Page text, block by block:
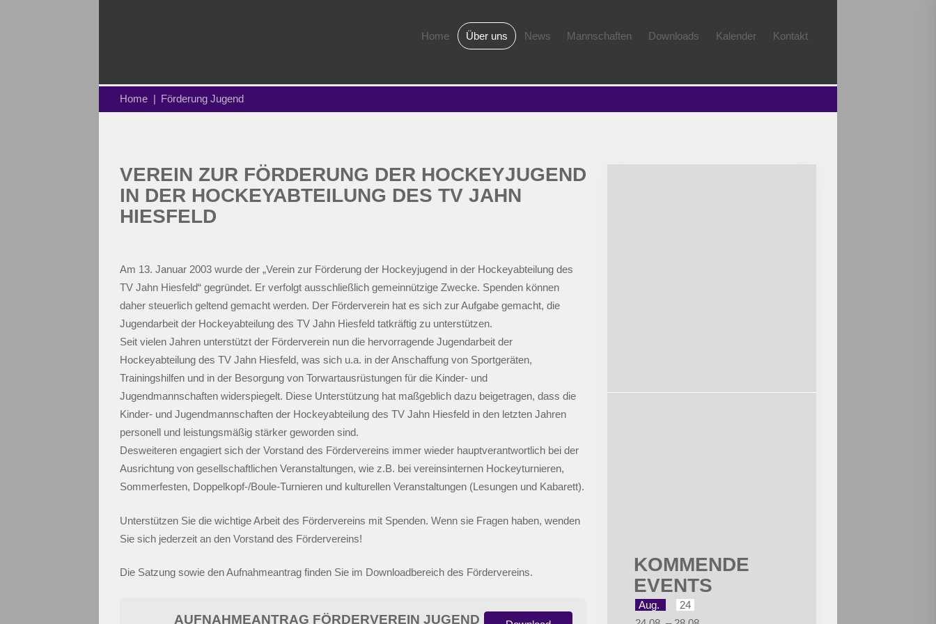
Home Über uns News Mannschaften Downloads Kalender Kontakt
Home Förderung Jugend
VEREIN ZUR FÖRDERUNG DER HOCKEYJUGEND
IN DER HOCKEYABTEILUNG DES TV JAHN
HIESFELD
Am 13. Januar 2003 wurde der „Verein zur Förderung der Hockeyjugend in der Hockeyabteilung des
TV Jahn Hiesfeld“ gegründet. Er verfolgt ausschließlich gemeinnützige Zwecke. Spenden können
daher steuerlich geltend gemacht werden. Der Förderverein hat es sich zur Aufgabe gemacht, die
Jugendarbeit der Hockeyabteilung des TV Jahn Hiesfeld tatkräftig zu unterstützen.
Seit vielen Jahren unterstützt der Förderverein nun die hervorragende Jugendarbeit der
Hockeyabteilung des TV Jahn Hiesfeld, was sich u.a. in der Anschaffung von Sportgeräten,
Trainingshilfen und in der Besorgung von Torwartausrüstungen für die Kinder- und
Jugendmannschaften widerspiegelt. Diese Unterstützung hat maßgeblich dazu beigetragen, dass die
Kinder- und Jugendmannschaften der Hockeyabteilung des TV Jahn Hiesfeld in den letzten Jahren
personell und leistungsmäßig stärker geworden sind.
Desweiteren engagiert sich der Vorstand des Fördervereins immer wieder hauptverantwortlich bei der
Ausrichtung von gesellschaftlichen Veranstaltungen, wie z.B. bei vereinsinternen Hockeyturnieren,
Sommerfesten, Doppelkopf-/Boule-Turnieren und kulturellen Veranstaltungen (Lesungen und Kabarett).
Unterstützen Sie die wichtige Arbeit des Fördervereins mit Spenden. Wenn sie Fragen haben, wenden
Sie sich jederzeit an den Vorstand des Fördervereins!
Die Satzung sowie den Aufnahmeantrag finden Sie im Downloadbereich des Fördervereins.
AUFNAHMEANTRAG FÖRDERVEREIN JUGEND
KOMMENDE
EVENTS
Aug.
24